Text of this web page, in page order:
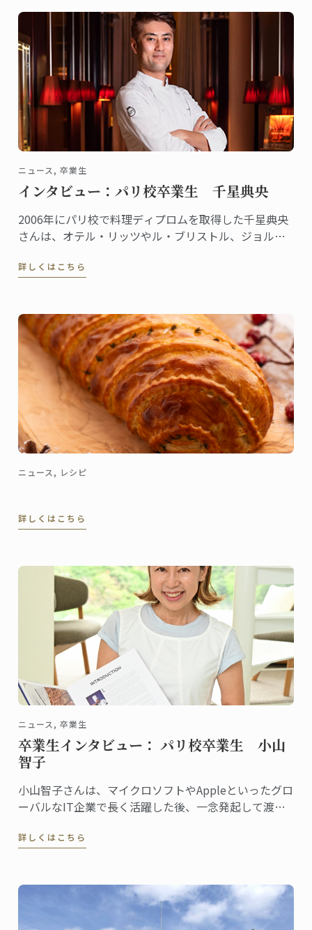
ニュース, 卒業生
インタビュー：パリ校卒業生 千星典央
2006年にパリ校で料理ディプロムを取得した千星典央
さんは、オテル・リッツやル・ブリストル、ジョルジ
の高級リゾート、ヘビチホテル＆リゾートのエグゼク
詳しくはこちら
ニュース, レシピ
詳しくはこちら
ニュース, 卒業生
卒業生インタビュー： パリ校卒業生 小山
智子
小山智子さんは、マイクロソフトやAppleといったグロ
ーバルなIT企業で長く活躍した後、一念発起して渡
た。
詳しくはこちら